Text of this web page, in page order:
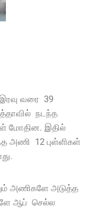
இரவு வரை 39
நடந்த
மோதின. இதில்
அணி 12 புள்ளிகள்
அணிகளே அடுத்த
ஆப் செல்ல